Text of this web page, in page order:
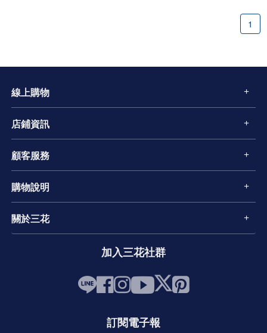
1
線上購物
店鋪資訊
顧客服務
購物說明
關於三花
加入三花社群
訂閱電子報